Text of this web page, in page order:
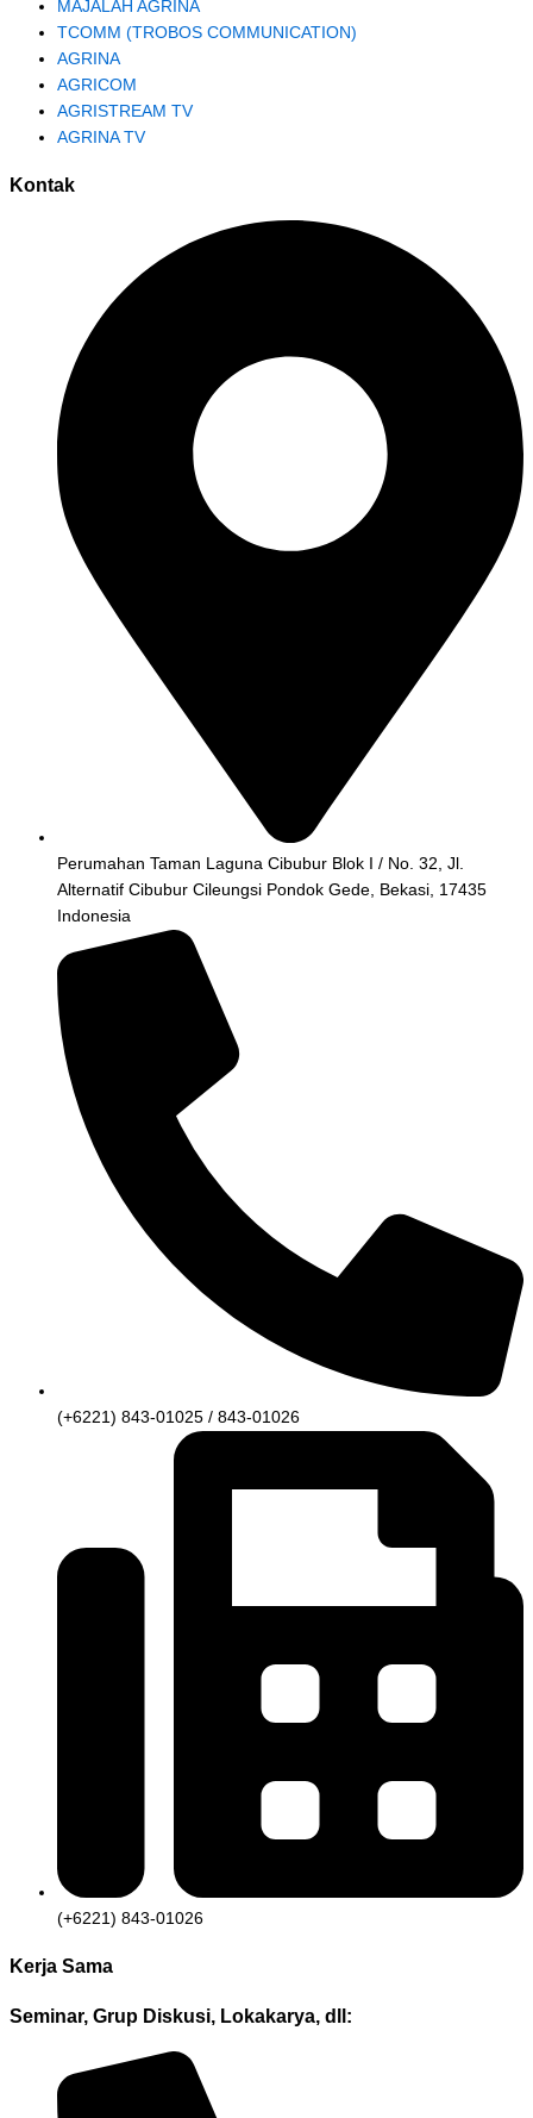
MAJALAH AGRINA
TCOMM (TROBOS COMMUNICATION)
AGRINA
AGRICOM
AGRISTREAM TV
AGRINA TV
Kontak
Perumahan Taman Laguna Cibubur Blok I / No. 32, Jl.
Alternatif Cibubur Cileungsi Pondok Gede, Bekasi, 17435
Indonesia
(+6221) 843-01025 / 843-01026
(+6221) 843-01026
Kerja Sama
Seminar, Grup Diskusi, Lokakarya, dll: